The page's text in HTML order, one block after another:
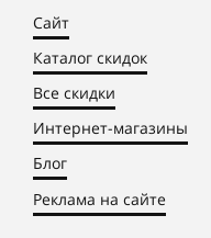
Сайт
Каталог скидок
Все скидки
Интернет-магазины
Блог
Реклама на сайте